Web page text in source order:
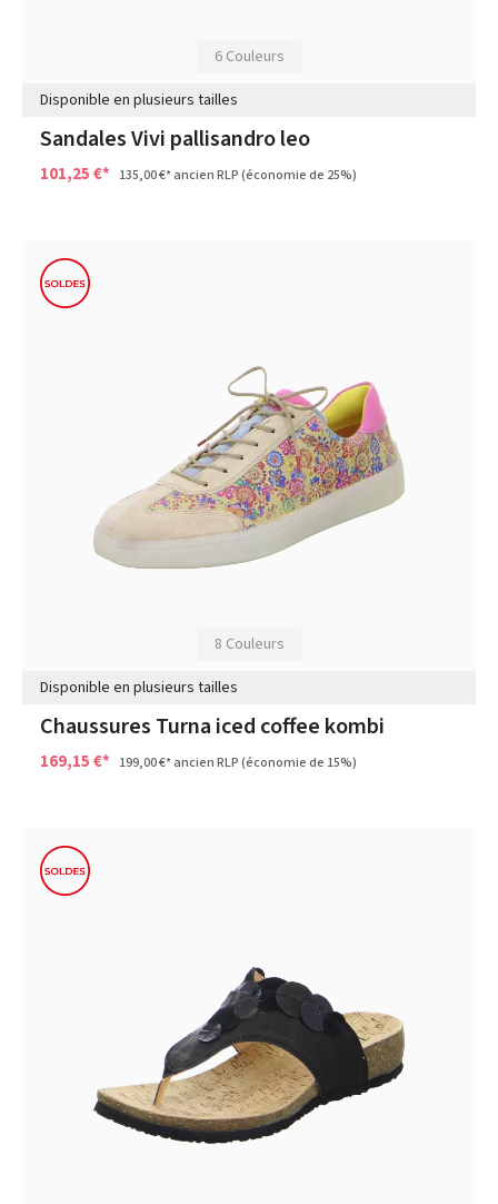
6 Couleurs
Disponible en plusieurs tailles
Sandales Vivi pallisandro leo
101,25 €* 135,00 €*ancien RLP(économie de 25%)
8 Couleurs
Disponible en plusieurs tailles
Chaussures Turna iced coffee kombi
169,15 €* 199,00 €*ancien RLP(économie de 15%)